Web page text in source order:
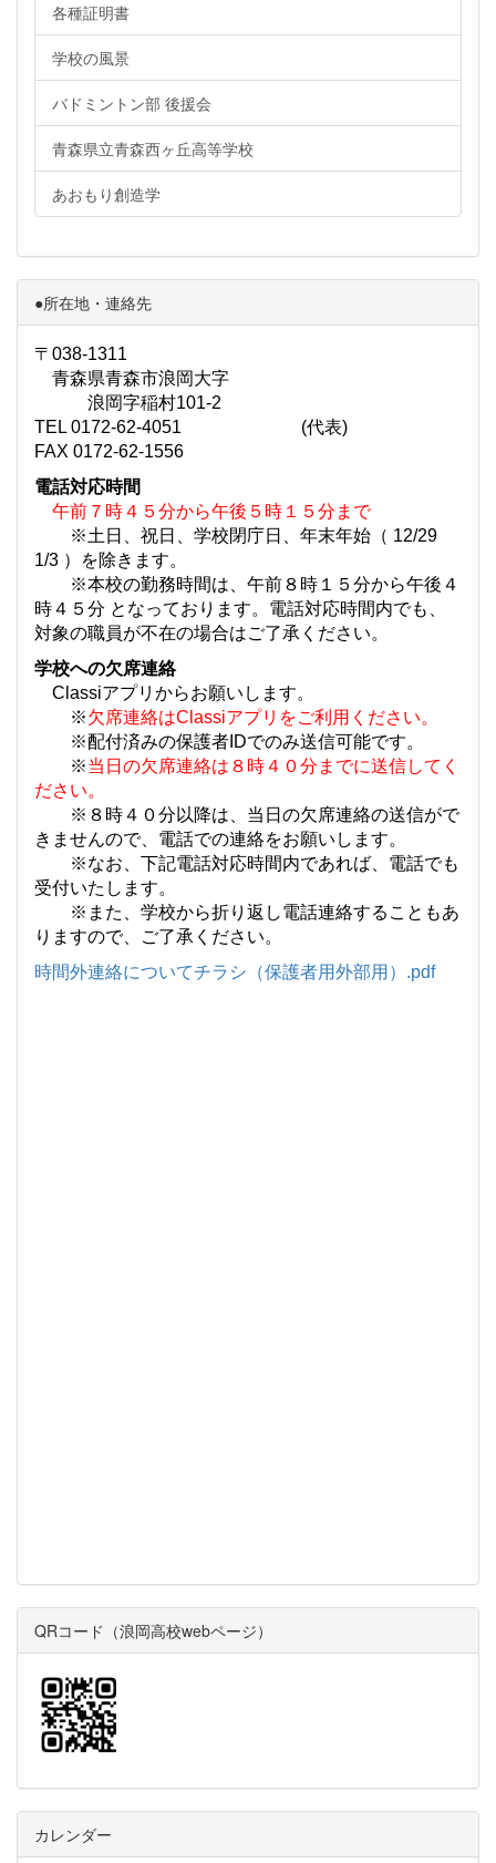
各種証明書
学校の風景
バドミントン部 後援会
青森県立青森西ヶ丘高等学校
あおもり創造学
●所在地・連絡先
〒038-1311
青森県青森市浪岡大字
浪岡字稲村101-2
TEL 0172-62-4051 (代表)
FAX 0172-62-1556
電話対応時間
午前７時４５分から午後５時１５分まで
※土日、祝日、学校閉庁日、年末年始（ 12/29
1/3 ）を除きます。
※本校の勤務時間は、午前８時１５分から午後４
時４５分 となっております。電話対応時間内でも、
対象の職員が不在の場合はご了承ください。
学校への欠席連絡
Classiアプリからお願いします。
※欠席連絡はClassiアプリをご利用ください。
※配付済みの保護者IDでのみ送信可能です。
※当日の欠席連絡は８時４０分までに送信してく
ださい。
※８時４０分以降は、当日の欠席連絡の送信がで
きませんので、電話での連絡をお願いします。
※なお、下記電話対応時間内であれば、電話でも
受付いたします。
※また、学校から折り返し電話連絡することもあ
りますので、ご了承ください。
時間外連絡についてチラシ（保護者用外部用）.pdf
QRコード（浪岡高校webページ）
カレンダー